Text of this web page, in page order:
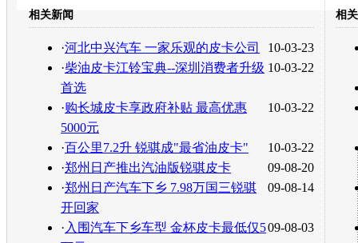
转发至：
相关新闻
10-03-23
·河北中兴汽车 一家乐观的皮卡公司
10-03-22
·柴油皮卡江铃宝典--深圳消费者升级
首选
10-03-22
·购长城皮卡享政府补贴 最高优惠
5000元
10-03-22
·百公里7.2升 锐骐成"最省油皮卡"
09-08-20
·郑州日产推出汽油版锐骐皮卡
09-08-14
·郑州日产汽车下乡 7.98万国三锐骐
开回家
09-08-03
· 入围汽车下乡车型 金杯皮卡最低仅5
相